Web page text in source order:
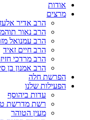
אודות
מרצים
הרב אדיר
הרב נאור
הרב עמנואל
הרב חיים זאיד
הרב מרדכי
הרב אמנון בן
הפרשת חלה
הפעילות שלנו
עדות ביהוסף
רשת מדרשת
מעין הטוהר